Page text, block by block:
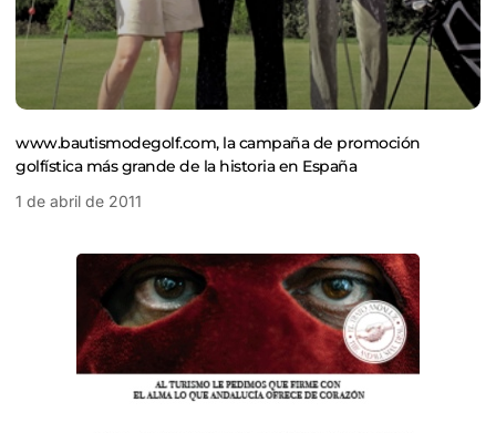
www.bautismodegolf.com, la campaña de promoción
golfística más grande de la historia en España
1 de abril de 2011